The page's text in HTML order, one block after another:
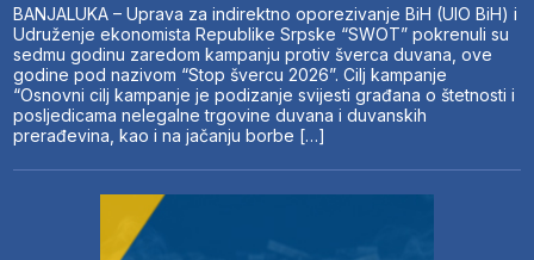
BANJALUKA – Uprava za indirektno oporezivanje BiH (UIO BiH) i
Udruženje ekonomista Republike Srpske “SWOT” pokrenuli su
sedmu godinu zaredom kampanju protiv šverca duvana, ove
godine pod nazivom “Stop švercu 2026”. Cilj kampanje
“Osnovni cilj kampanje je podizanje svijesti građana o štetnosti i
posljedicama nelegalne trgovine duvana i duvanskih
prerađevina, kao i na jačanju borbe […]